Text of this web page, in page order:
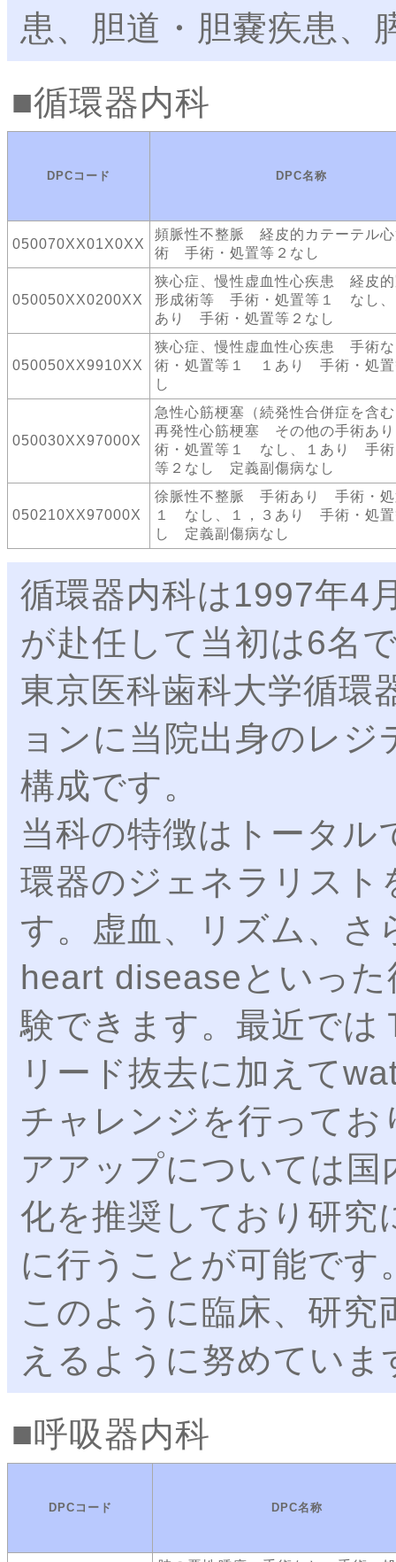
患、胆道・胆嚢疾患、
循環器内科
DPCコード DPC名称
050070XX01X0XX
頻脈性不整脈 経皮的カテーテル
術 手術・処置等２なし
050050XX0200XX
狭心症、慢性虚血性心疾患 経皮
形成術等 手術・処置等１ なし、
あり 手術・処置等２なし
050050XX9910XX
狭心症、慢性虚血性心疾患 手術
術・処置等１ １あり 手術・処置
し
050030XX97000X
急性心筋梗塞（続発性合併症を含
再発性心筋梗塞 その他の手術あ
術・処置等１ なし、１あり 手術
等２なし 定義副傷病なし
050210XX97000X
徐脈性不整脈 手術あり 手術・処
１ なし、１，３あり 手術・処置
し 定義副傷病なし
循環器内科は1997年4
が赴任して当初は6名
東京医科歯科大学循環
ョンに当院出身のレ
構成です。
当科の特徴はトータル
環器のジェネラリス
す。虚血、リズム、
heart diseaseといっ
験できます。最近では
リード抜去に加えて
チャレンジを行って
アアップについては
化を推奨しており研究
に行うことが可能です
このように臨床、研究
えるように努めていま
呼吸器内科
DPCコード DPC名称